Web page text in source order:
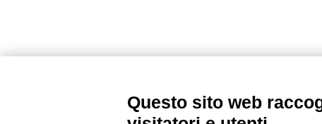
Questo sito web